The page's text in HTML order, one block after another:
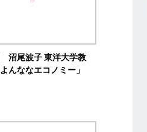
沼尾波子 東洋大学教
んななエコノミー」